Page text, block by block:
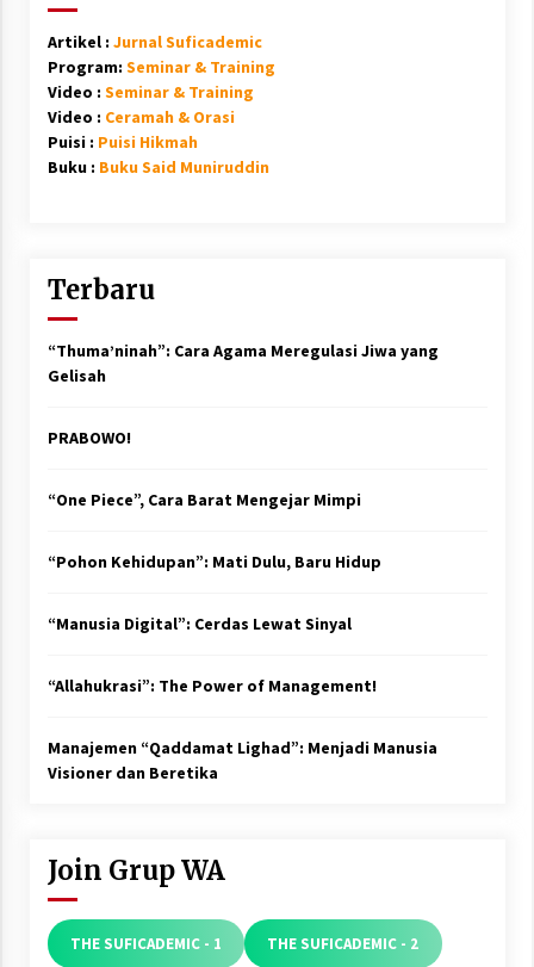
Artikel : Jurnal Suficademic
Program: Seminar & Training
Video : Seminar & Training
Video : Ceramah & Orasi
Puisi : Puisi Hikmah
Buku : Buku Said Muniruddin
Terbaru
“Thuma’ninah”: Cara Agama Meregulasi Jiwa yang
Gelisah
PRABOWO!
“One Piece”, Cara Barat Mengejar Mimpi
“Pohon Kehidupan”: Mati Dulu, Baru Hidup
“Manusia Digital”: Cerdas Lewat Sinyal
“Allahukrasi”: The Power of Management!
Manajemen “Qaddamat Lighad”: Menjadi Manusia
Visioner dan Beretika
Join Grup WA
THE SUFICADEMIC - 1 THE SUFICADEMIC - 2